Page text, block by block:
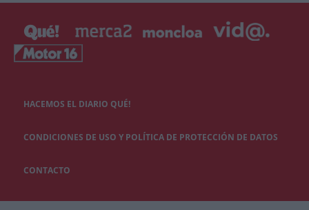
HACEMOS EL DIARIO QUÉ!
CONDICIONES DE USO Y POLÍTICA DE PROTECCIÓN DE DATOS
CONTACTO